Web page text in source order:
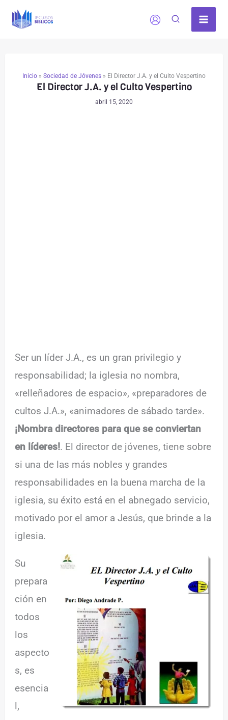
Inicio » Sociedad de Jóvenes » El Director J.A. y el Culto Vespertino
El Director J.A. y el Culto Vespertino
abril 15, 2020
Ser un líder J.A., es un gran privilegio y
responsabilidad; la iglesia no nombra,
«relleñadores de espacio», «preparadores de
cultos J.A.», «animadores de sábado tarde».
¡Nombra directores para que se conviertan
en líderes!. El director de jóvenes, tiene sobre
si una de las más nobles y grandes
responsabilidades en la buena marcha de la
iglesia, su éxito está en el abnegado servicio,
motivado por el amor a Jesús, que brinde a la
iglesia.
Su
prepara
ción en
todos
los
aspecto
s, es
esencia
l,